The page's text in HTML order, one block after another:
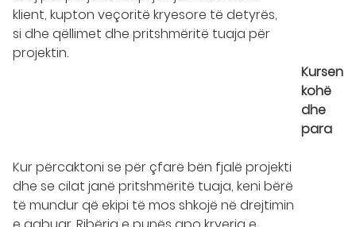
klient, kupton veçoritë kryesore të detyrës,
si dhe qëllimet dhe pritshmëritë tuaja për
projektin.
Kursen
kohë
dhe
para
Kur përcaktoni se për çfarë bën fjalë projekti
dhe se cilat janë pritshmëritë tuaja, keni bërë
të mundur që ekipi të mos shkojë në drejtimin